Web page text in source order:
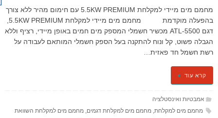
מחמם מים מיידי למקלחת 5.5KW PREMIUM עם חימום מהיר ללא צורך
בהפעלה מוקדמת מחמם מים מיידי למקלחת 5.5KW PREMIUM,
דגם ATL-5500 מכשיר חשמלי המספק מים חמים באופן מיידי, רציף וללא
הגבלה פשוט, קל ונוח להתקנה בעל הספק חשמלי המותאם לעבודה על
רשת חשמל חד פאזית…
קרא עוד
אמבטיות ואינסטלציה
מחמם מים למקלחת, מחמם מים למקלחת דגמים מחמם מים למקלחת השוואת